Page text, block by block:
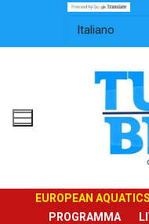
contenuto
EUROPEAN
PROGRAMMA